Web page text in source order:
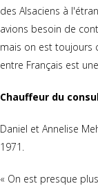
des Alsaciens à
avions besoin de
mais on est toujours
entre Français est
Chauffeur du
Daniel et Annelise
1971.
« On est presque